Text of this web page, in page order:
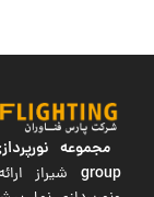
مجموعه
groupشیراز